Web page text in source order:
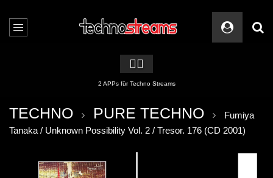
🏳️‍🌈
2 APPs für Techno Streams
TECHNO PURE TECHNO
Fumiya
Tanaka / Unknown Possibility Vol. 2 / Tresor. 176 (CD 2001)